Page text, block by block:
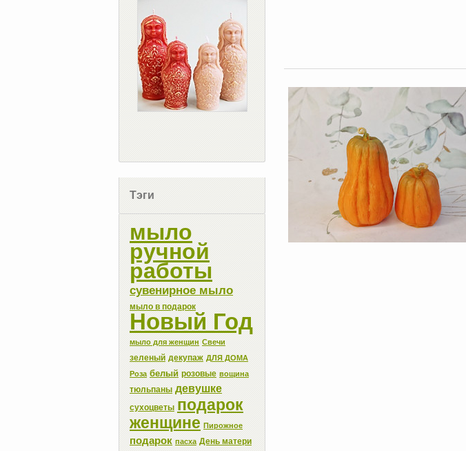
Тэги
мыло
ручной
работы
сувенирное мыло
мыло в подарок
Новый Год
мыло для женщин Свечи
зеленый декупаж ДЛЯ ДОМА
Роза белый розовые вощина
тюльпаны девушке
сухоцветы подарок
женщине Пирожное
подарок пасха День матери